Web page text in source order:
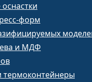
форм
и МДФ
термоконтейнеры